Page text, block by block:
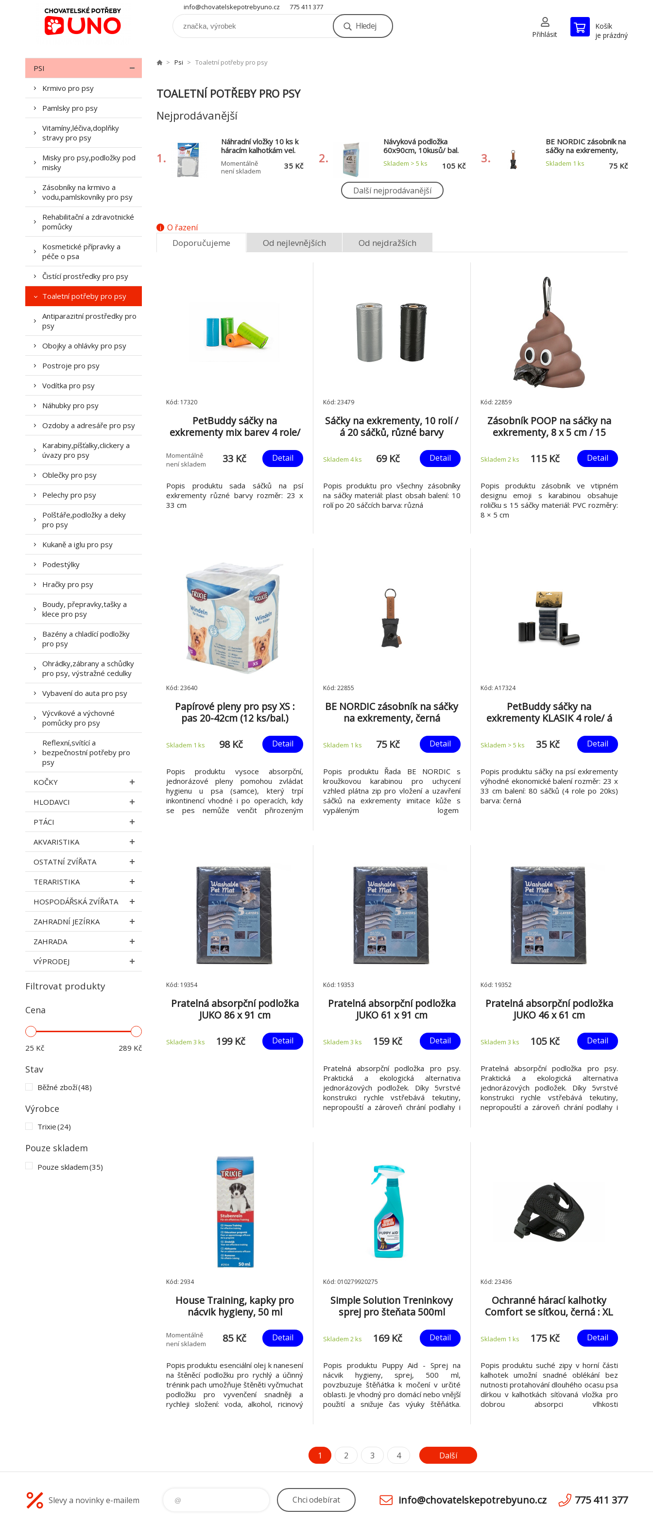
info@chovatelskepotrebyuno.cz 775 411 377
Hledej
Přihlásit
Košík
je prázdný
PSI
Krmivo pro psy
Pamlsky pro psy
Vitamíny,léčiva,doplňky
stravy pro psy
Misky pro psy,podložky pod
misky
Zásobníky na krmivo a
vodu,pamlskovníky pro psy
Rehabilitační a zdravotnické
pomůcky
Kosmetické přípravky a
péče o psa
Čistící prostředky pro psy
Toaletní potřeby pro psy
Antiparazitní prostředky pro
psy
Obojky a ohlávky pro psy
Postroje pro psy
Vodítka pro psy
Náhubky pro psy
Ozdoby a adresáře pro psy
Karabiny,píšťalky,clickery a
úvazy pro psy
Oblečky pro psy
Pelechy pro psy
Polštáře,podložky a deky
pro psy
Kukaně a iglu pro psy
Podestýlky
Hračky pro psy
Boudy, přepravky,tašky a
klece pro psy
Bazény a chladící podložky
pro psy
Ohrádky,zábrany a schůdky
pro psy, výstražné cedulky
Vybavení do auta pro psy
Výcvikové a výchovné
pomůcky pro psy
Reflexní,svítící a
bezpečnostní potřeby pro
psy
KOČKY
HLODAVCI
PTÁCI
AKVARISTIKA
OSTATNÍ ZVÍŘATA
TERARISTIKA
HOSPODÁŘSKÁ ZVÍŘATA
ZAHRADNÍ JEZÍRKA
ZAHRADA
VÝPRODEJ
Filtrovat produkty
Cena
25 Kč 289 Kč
Stav
Běžné zboží(48)
Výrobce
Trixie(24)
Pouze skladem
Pouze skladem(35)
Psi Toaletní potřeby pro psy
TOALETNÍ POTŘEBY PRO PSY
Nejprodávanější
1.
Náhradní vložky 10 ks k
háracím kalhotkám vel.
M
Momentálně
není skladem
35 Kč
2.
Návyková podložka
60x90cm, 10kusů/ bal.
Skladem > 5 ks 105 Kč
3.
BE NORDIC zásobník na
sáčky na exkrementy,
černá
Skladem 1 ks 75 Kč
Návyková podložka
Papírové pleny pro feny
Návyková podložka
Další nejprodávanější
O řazení
Doporučujeme Od nejlevnějších Od nejdražších
Kód: 17320
PetBuddy sáčky na
exkrementy mix barev 4 role/
Momentálně
není skladem
33 Kč Detail
Popis produktu sada sáčků na psí
exkrementy různé barvy rozměr: 23 x
33 cm
Kód: 23479
Sáčky na exkrementy, 10 rolí /
á 20 sáčků, různé barvy
Skladem 4ks 69 Kč Detail
Popis produktu pro všechny zásobníky
na sáčky materiál: plast obsah balení: 10
rolí po 20 sáčcích barva: různá
Kód: 22859
Zásobník POOP na sáčky na
exkrementy, 8 x 5 cm / 15
Skladem 2 ks 115 Kč Detail
Popis produktu zásobník ve vtipném
designu emoji s karabinou obsahuje
roličku s 15 sáčky materiál: PVC rozměry:
8 × 5 cm
Kód: 23640
Papírové pleny pro psy XS :
pas 20-42cm (12 ks/bal.)
Skladem 1 ks 98 Kč Detail
Popis produktu vysoce absorpční,
jednorázové pleny pomohou zvládat
hygienu u psa (samce), který trpí
inkontinencí vhodné i po operacích, kdy
se pes nemůže venčit přirozeným
Kód: 22855
BE NORDIC zásobník na sáčky
na exkrementy, černá
Skladem 1ks 75 Kč Detail
Popis produktu Řada BE NORDIC s
kroužkovou karabinou pro uchycení
vzhled plátna zip pro vložení a uzavření
sáčků na exkrementy imitace kůže s
vypáleným logem
Kód: A17324
PetBuddy sáčky na
exkrementy KLASIK 4 role/ á
Skladem > 5 ks 35 Kč Detail
Popis produktu sáčky na psí exkrementy
výhodné ekonomické balení rozměr: 23 x
33 cm balení: 80 sáčků (4 role po 20ks)
barva: černá
Kód: 19354
Pratelná absorpční podložka
JUKO 86 x 91 cm
Skladem 3 ks 199 Kč Detail
Kód: 19353
Pratelná absorpční podložka
JUKO 61 x 91 cm
Skladem 3ks 159 Kč Detail
Pratelná absorpční podložka pro psy.
Praktická a ekologická alternativa
jednorázových podložek. Díky 5vrstvé
konstrukci rychle vstřebává tekutiny,
nepropouští a zároveň chrání podlahy i
Kód: 19352
Pratelná absorpční podložka
JUKO 46 x 61 cm
Skladem 3 ks 105 Kč Detail
Pratelná absorpční podložka pro psy.
Praktická a ekologická alternativa
jednorázových podložek. Díky 5vrstvé
konstrukci rychle vstřebává tekutiny,
nepropouští a zároveň chrání podlahy i
Kód: 2934
House Training, kapky pro
nácvik hygieny, 50 ml
Momentálně
není skladem
85 Kč Detail
Popis produktu esenciální olej k nanesení
na štěněcí podložku pro rychlý a účinný
trénink pach umožňuje štěněti vyčmuchat
podložku pro vyvenčení snadněji a
rychleji složení: voda, alkohol, ricinový
Kód: 010279920275
Simple Solution Treninkovy
sprej pro šteňata 500ml
Skladem 2ks 169 Kč Detail
Popis produktu Puppy Aid - Sprej na
nácvik hygieny, sprej, 500 ml,
povzbuzuje štěňátka k močení v určité
oblasti. Je vhodný pro domácí nebo vnější
použití a snižuje čas výuky štěňátka.
vymez
Kód: 23436
Ochranné hárací kalhotky
Comfort se síťkou, černá : XL
Skladem 1 ks 175 Kč Detail
Popis produktu suché zipy v horní části
kalhotek umožní snadné oblékání bez
nutnosti protahování dlouhého ocasu psa
dírkou v kalhotkách síťovaná vložka pro
dobrou absorpci vlhkosti
1 2 3 4 Další
Slevy a novinky e-mailem Chciodebírat info@chovatelskepotrebyuno.cz 775 411 377